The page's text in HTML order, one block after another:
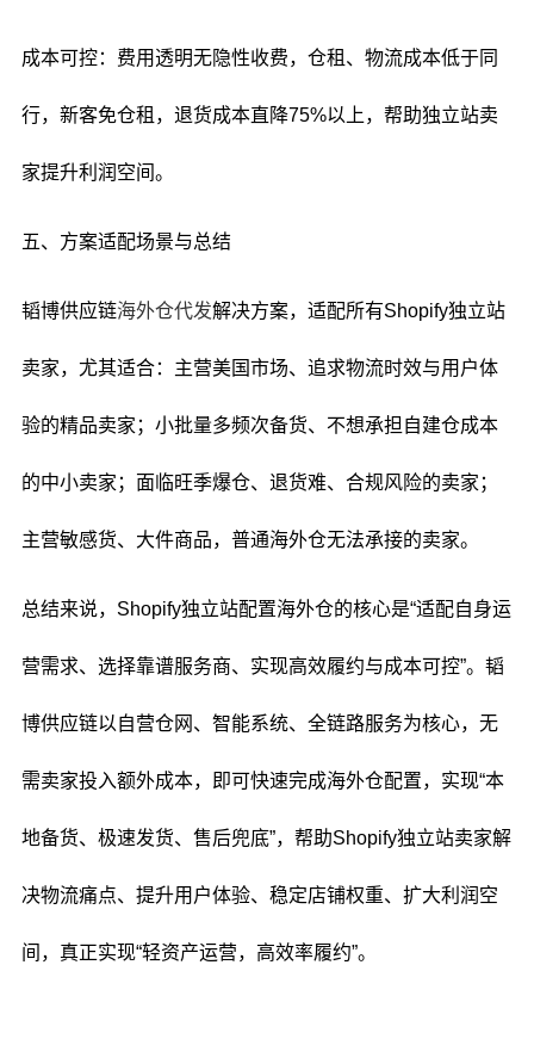
成本可控：费用透明无隐性收费，仓租、物流成本低于同
行，新客免仓租，退货成本直降75%以上，帮助独立站卖
家提升利润空间。
五、方案适配场景与总结
韬博供应链海外仓代发解决方案，适配所有Shopify独立站
卖家，尤其适合：主营美国市场、追求物流时效与用户体
验的精品卖家；小批量多频次备货、不想承担自建仓成本
的中小卖家；面临旺季爆仓、退货难、合规风险的卖家；
主营敏感货、大件商品，普通海外仓无法承接的卖家。
总结来说，Shopify独立站配置海外仓的核心是“适配自身运
营需求、选择靠谱服务商、实现高效履约与成本可控”。韬
博供应链以自营仓网、智能系统、全链路服务为核心，无
需卖家投入额外成本，即可快速完成海外仓配置，实现“本
地备货、极速发货、售后兜底”，帮助Shopify独立站卖家解
决物流痛点、提升用户体验、稳定店铺权重、扩大利润空
间，真正实现“轻资产运营，高效率履约”。